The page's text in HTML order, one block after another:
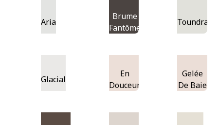
Aria
Brume
Fantôme
Toundra
Glacial
En
Douceur
Gelée
De Baie